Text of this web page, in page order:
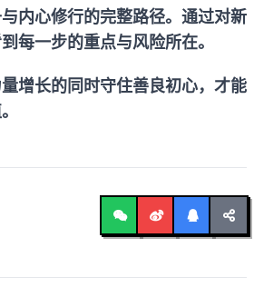
内心修行的完整路径。通过对新
每一步的重点与风险所在。
增长的同时守住善良初心，才能